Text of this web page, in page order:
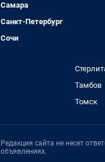
Самара
Санкт-Петербург
Сочи
Тамбов
Томск
Редакция сайта не несет
объявлениях.